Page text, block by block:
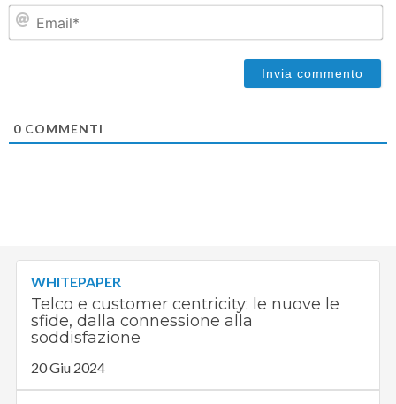
0 COMMENTI
WHITEPAPER
Telco e customer centricity: le nuove le
sfide, dalla connessione alla
soddisfazione
20 Giu 2024